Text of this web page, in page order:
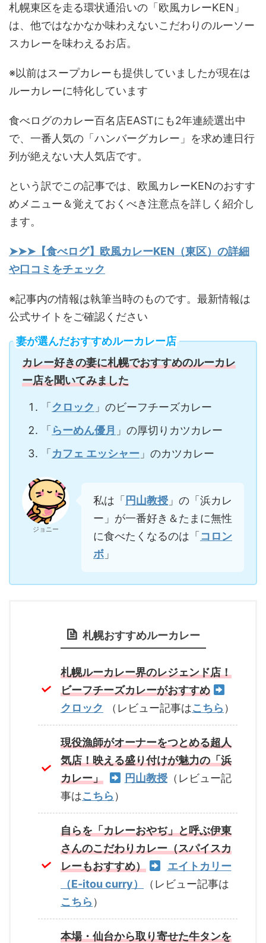
札幌東区を走る環状通沿いの「欧風カレーKEN」
は、他ではなかなか味わえないこだわりのルーソー
スカレーを味わえるお店。
※以前はスープカレーも提供していましたが現在は
ルーカレーに特化しています
食べログのカレー百名店EASTにも2年連続選出中
で、一番人気の「ハンバーグカレー」を求め連日行
列が絶えない大人気店です。
という訳でこの記事では、欧風カレーKENのおすす
めメニュー＆覚えておくべき注意点を詳しく紹介し
ます。
➤➤➤【食べログ】欧風カレーKEN（東区）の詳細
や口コミをチェック
※記事内の情報は執筆当時のものです。最新情報は
公式サイトをご確認ください
妻が選んだおすすめルーカレー店
カレー好きの妻に札幌でおすすめのルーカレ
ー店を聞いてみました
「クロック 」のビーフチーズカレー
「らーめん優月 」の厚切りカツカレー
「カフェ エッシャー 」のカツカレー
ジョニー
私は「 円山教授 」の「浜カレ
ー」が一番好き＆たまに無性
に食べたくなるのは「 コロン
ボ 」
札幌おすすめルーカレー
札幌ルーカレー界のレジェンド店！
ビーフチーズカレーがおすすめ
クロック （レビュー記事はこちら ）
現役漁師がオーナーをつとめる超人
気店！映える盛り付けが魅力の「浜
カレー」
円山教授（レビュー記
事はこちら ）
自らを「カレーおやぢ」と呼ぶ伊東
さんのこだわりカレー（スパイスカ
レーもおすすめ）
エイトカリー
（E-itou curry）
（レビュー記事は
こちら ）
本場・仙台から取り寄せた牛タンを